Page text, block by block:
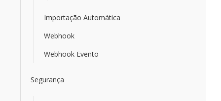
Importação Automática
Webhook
Webhook Evento
Segurança